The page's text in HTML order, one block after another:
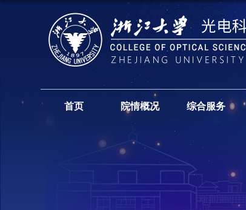
首页 院情概况 综合服务